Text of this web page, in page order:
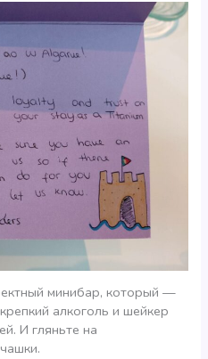
минибар, который —
алкоголь и шейкер
И гляньте на